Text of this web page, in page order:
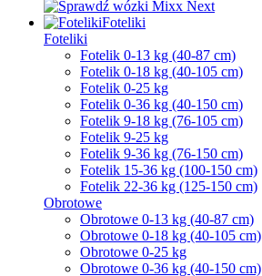
Foteliki
Foteliki
Fotelik 0-13 kg (40-87 cm)
Fotelik 0-18 kg (40-105 cm)
Fotelik 0-25 kg
Fotelik 0-36 kg (40-150 cm)
Fotelik 9-18 kg (76-105 cm)
Fotelik 9-25 kg
Fotelik 9-36 kg (76-150 cm)
Fotelik 15-36 kg (100-150 cm)
Fotelik 22-36 kg (125-150 cm)
Obrotowe
Obrotowe 0-13 kg (40-87 cm)
Obrotowe 0-18 kg (40-105 cm)
Obrotowe 0-25 kg
Obrotowe 0-36 kg (40-150 cm)